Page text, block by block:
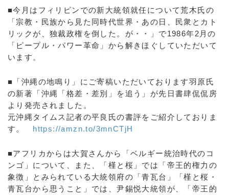
■今月はフィリピンでの新大統領就任について荒木氏の
「宗教・民族から見た同時代世界・あの日、民衆とカト
リックが、独裁政権を倒した。が・・」で1986年2月の
「ピープル・パワー革命」から解きほぐしていただいて
います。
■「沖縄の地鳴り」にご寄稿いただいております羽原氏
の新著「沖縄「格差・差別」を追う」が先日書肆侃侃房
より発売されました。
元沖縄タイムス記者の平良氏の書評をご紹介しておりま
す。 https://amzn.to/3mnCTjH
■アフリカからは大賀さんから「ベルギー統治時代のコ
ンゴ」について、また、「槿と桜」では「帝王的権力の
象徴」とみられている大統領府の「青瓦台」「槿と桜・
青瓦台から思うこと」では、尹錫悦大統領が、「帝王的